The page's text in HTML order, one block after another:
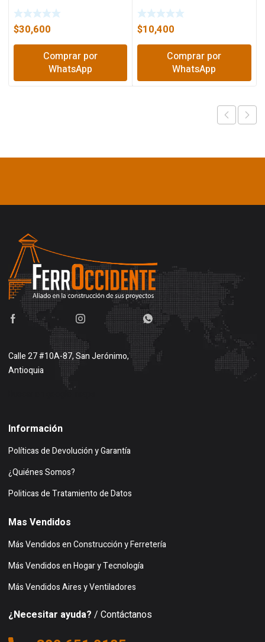
$30,600
Comprar por
WhatsApp
$10,400
Comprar por
WhatsApp
Calle 27 #10A-87, San Jerónimo,
Antioquia
Información
Políticas de Devolución y Garantía
¿Quiénes Somos?
Politicas de Tratamiento de Datos
Mas Vendidos
Más Vendidos en Construcción y Ferretería
Más Vendidos en Hogar y Tecnología
Más Vendidos Aires y Ventiladores
¿Necesitar ayuda? / Contáctanos